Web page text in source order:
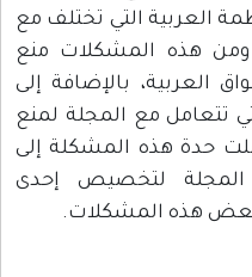
العربية التي تختلف مع
ومن هذه المشكلات منع
العربية، بالإضافة إلى
تتعامل مع المجلة لمنع
حدة هذه المشكلة إلى
المجلة لتخصيص إحدى
بعض هذه المشكلات.